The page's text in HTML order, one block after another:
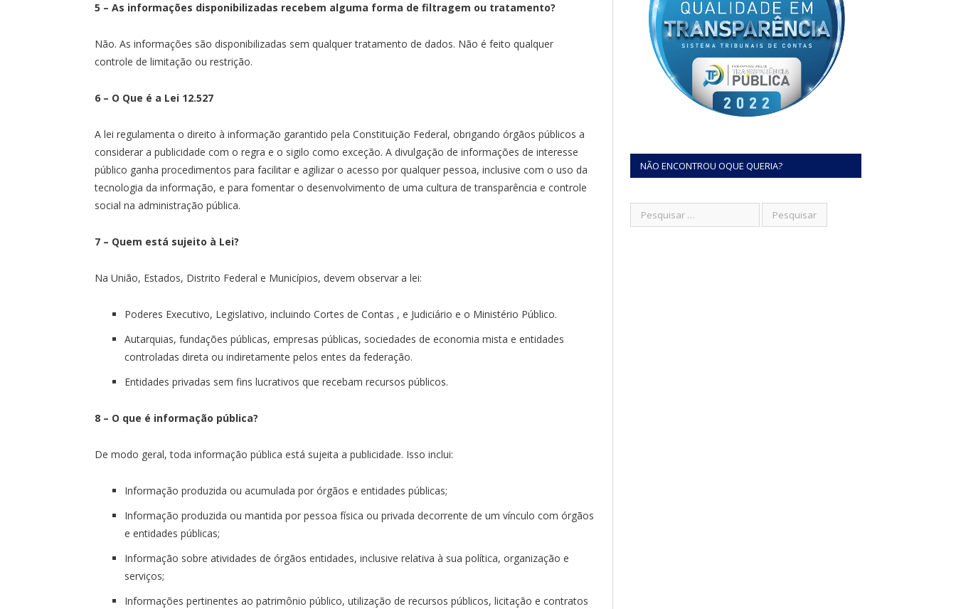
5 – As informações disponibilizadas recebem alguma forma de filtragem ou tratamento?
Não. As informações são disponibilizadas sem qualquer tratamento de dados. Não é feito qualquer
controle de limitação ou restrição.
6 – O Que é a Lei 12.527
A lei regulamenta o direito à informação garantido pela Constituição Federal, obrigando órgãos públicos a
considerar a publicidade com o regra e o sigilo como exceção. A divulgação de informações de interesse
público ganha procedimentos para facilitar e agilizar o acesso por qualquer pessoa, inclusive com o uso da
tecnologia da informação, e para fomentar o desenvolvimento de uma cultura de transparência e controle
social na administração pública.
7 – Quem está sujeito à Lei?
Na União, Estados, Distrito Federal e Municípios, devem observar a lei:
Poderes Executivo, Legislativo, incluindo Cortes de Contas , e Judiciário e o Ministério Público.
Autarquias, fundações públicas, empresas públicas, sociedades de economia mista e entidades
controladas direta ou indiretamente pelos entes da federação.
Entidades privadas sem fins lucrativos que recebam recursos públicos.
8 – O que é informação pública?
De modo geral, toda informação pública está sujeita a publicidade. Isso inclui:
Informação produzida ou acumulada por órgãos e entidades públicas;
Informação produzida ou mantida por pessoa física ou privada decorrente de um vínculo com órgãos
e entidades públicas;
Informação sobre atividades de órgãos entidades, inclusive relativa à sua política, organização e
serviços;
Informações pertinentes ao patrimônio público, utilização de recursos públicos, licitação e contratos
NÃO ENCONTROU OQUE QUERIA?